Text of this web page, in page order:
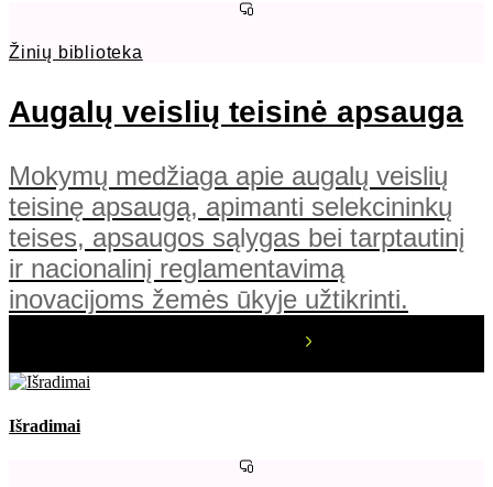
Žinių biblioteka
Augalų veislių teisinė apsauga
Mokymų medžiaga apie augalų veislių
teisinę apsaugą, apimanti selekcininkų
teises, apsaugos sąlygas bei tarptautinį
ir nacionalinį reglamentavimą
inovacijoms žemės ūkyje užtikrinti.
Išradimai